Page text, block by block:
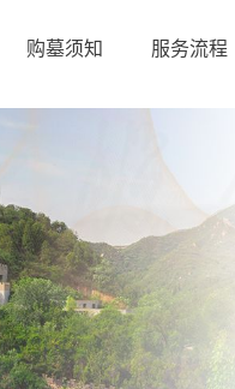
购墓须知 服务流程